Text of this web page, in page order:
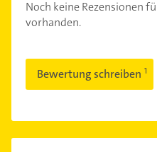
Noch keine Rezensionen
vorhanden.
Bewertung schreiben